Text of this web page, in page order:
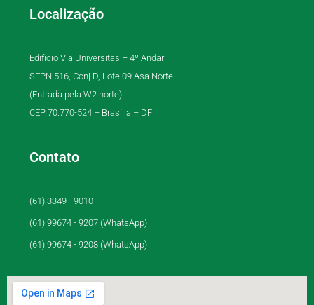
Localização
Edifício Via Universitas – 4º Andar
SEPN 516, Conj D, Lote 09 Asa Norte
(Entrada pela W2 norte)
CEP 70.770-524 – Brasília – DF
Contato
(61) 3349 - 9010
(61) 99674 - 9207 (WhatsApp)
(61) 99674 - 9208 (WhatsApp)